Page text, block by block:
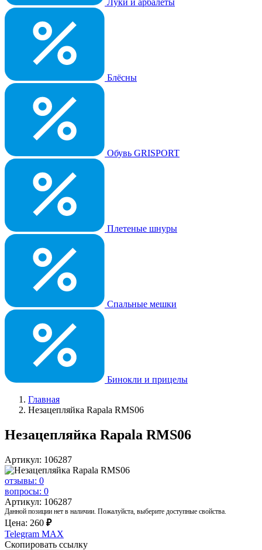
Луки и арбалеты
Блёсны
Обувь GRISPORT
Плетеные шнуры
Спальные мешки
Бинокли и прицелы
Главная
Незацепляйка Rapala RMS06
Незацепляйка Rapala RMS06
Артикул: 106287
отзывы: 0
вопросы: 0
Артикул: 106287
Данной позиции нет в наличии. Пожалуйста, выберите доступные свойства.
Цена: 260 ₽
Telegram MAX
Скопировать ссылку